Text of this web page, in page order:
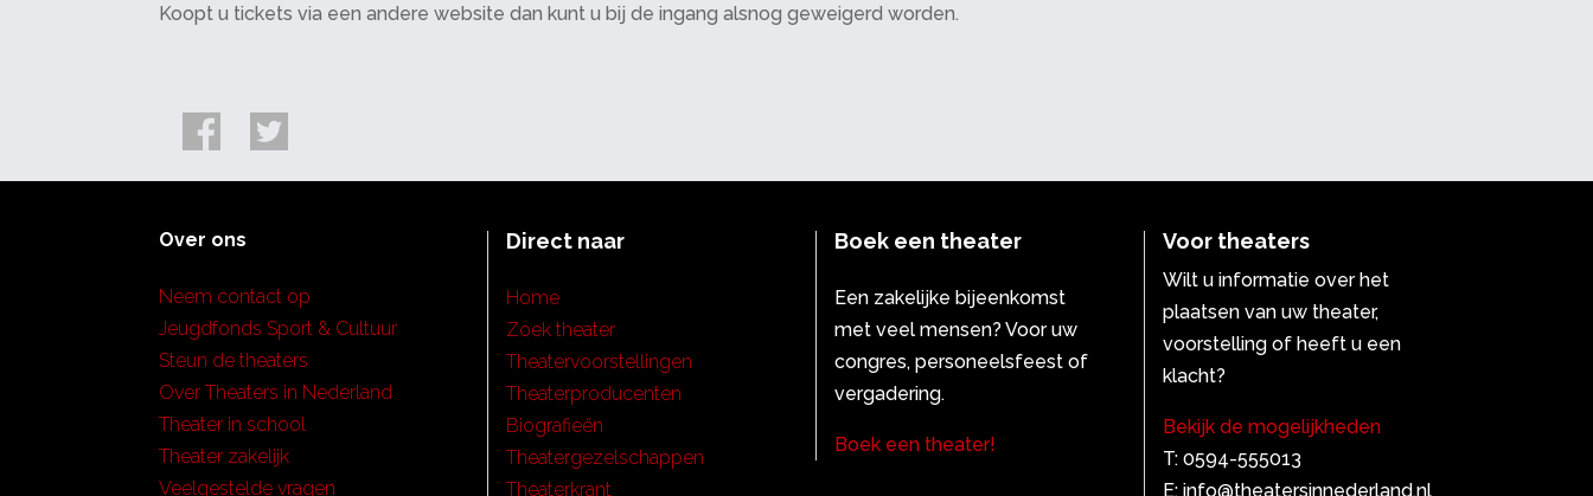
Koopt u tickets via een andere website dan kunt u bij de ingang alsnog geweigerd worden.
Over ons
Neem contact op
Jeugdfonds Sport & Cultuur
Steun de theaters
Over Theaters in Nederland
Theater in school
Theater zakelijk
Veelgestelde vragen
Direct naar
Home
Zoek theater
Theatervoorstellingen
Theaterproducenten
Biografieën
Theatergezelschappen
Theaterkrant
Boek een theater
Een zakelijke bijeenkomst
met veel mensen? Voor uw
congres, personeelsfeest of
vergadering.
Boek een theater!
Voor theaters
Wilt u informatie over het
plaatsen van uw theater,
voorstelling of heeft u een
klacht?
Bekijk de mogelijkheden
T: 0594-555013
E: info@theatersinnederland.nl